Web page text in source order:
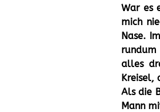
War es
mich
Nase.
rundum
alles
Kreisel,
Als die
Mann